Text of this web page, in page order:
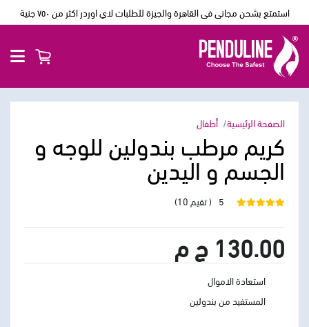
استمتع بشحن مجانى فى القاهرة والجيزة للطلبات لاي اوردر اكثر من ٧٥٠ جنية
الصفحة الرئيسية أطفال
كريم مرطب بندولين للوجه و
الجسم و اليدين
5 ( تقيم 10)
130.00 ج م
استعادة الاموال
المستفيد من بندولين